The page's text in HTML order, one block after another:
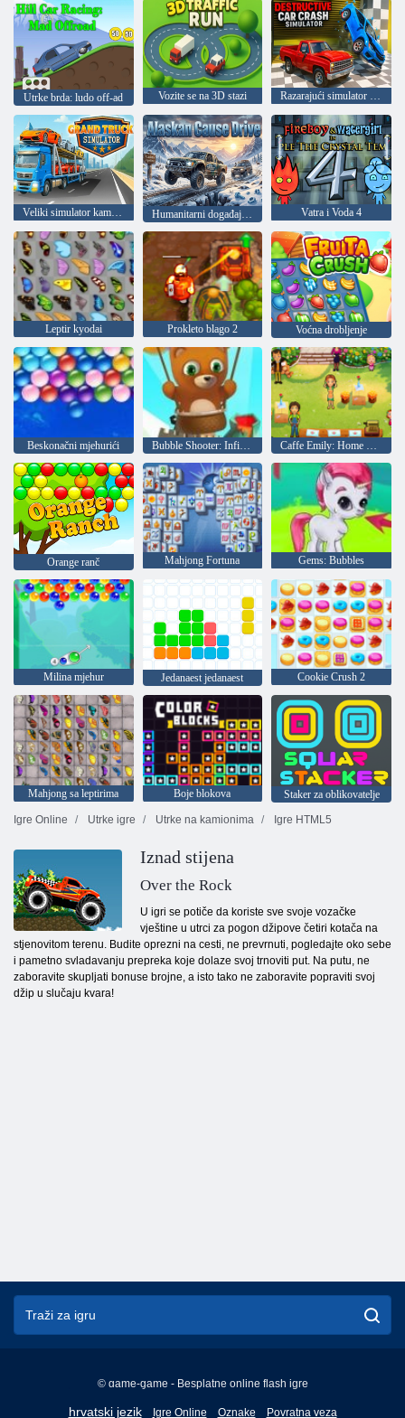
Utrke brda: ludo off-ad Vozite se na 3D stazi Razarajući simulator sudara
Veliki simulator kamiona Humanitarni događaj Alaska Vatra i Voda 4
Leptir kyodai Prokleto blago 2 Voćna drobljenje
Beskonačni mjehurići Bubble Shooter: Infinity Caffe Emily: Home Sweet Home
Orange ranč Mahjong Fortuna Gems: Bubbles
Milina mjehur Jedanaest jedanaest Cookie Crush 2
Mahjong sa leptirima Boje blokova
Staker za oblikovatelje
Igre Online
Utrke igre Utrke na kamionima Igre HTML5
Iznad stijena
Over the Rock
U igri se potiče da koriste sve svoje vozačke
vještine u utrci za pogon džipove četiri kotača na
stjenovitom terenu. Budite oprezni na cesti, ne prevrnuti, pogledajte oko sebe
i pametno svladavanju prepreka koje dolaze svoj trnoviti put. Na putu, ne
zaboravite skupljati bonuse brojne, a isto tako ne zaboravite popraviti svoj
džip u slučaju kvara!
© game-game - Besplatne online flash igre
hrvatski jezik
English
Igre Online Oznake Povratna veza